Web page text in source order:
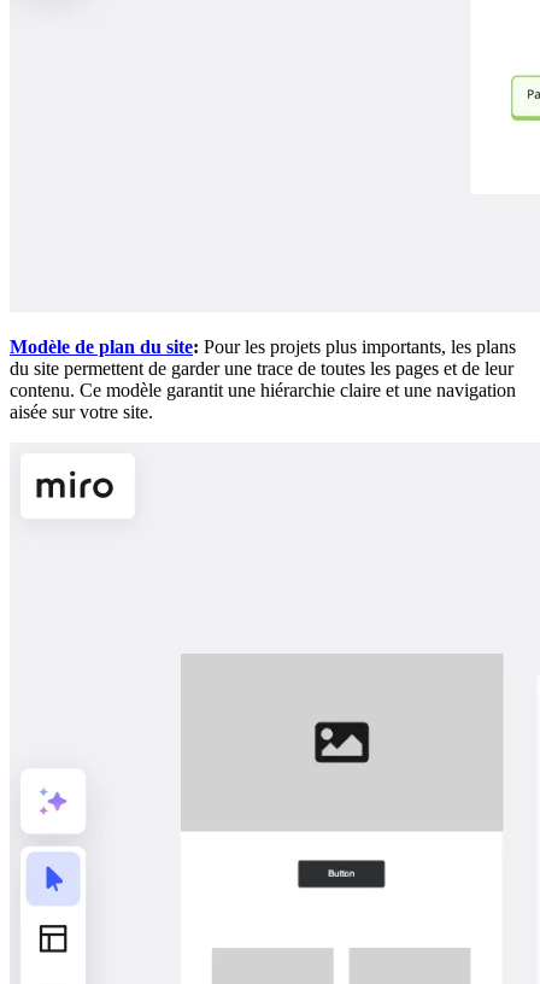
Modèle de plan du site: Pour les projets plus importants, les plans
du site permettent de garder une trace de toutes les pages et de leur
contenu. Ce modèle garantit une hiérarchie claire et une navigation
aisée sur votre site.